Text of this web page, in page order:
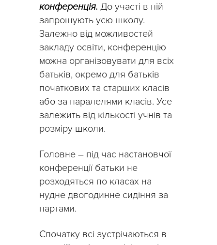
конференція. До участі в ній
запрошують усю школу.
Залежно від можливостей
закладу освіти, конференцію
можна організовувати для всіх
батьків, окремо для батьків
початкових та старших класів
або за паралелями класів. Усе
залежить від кількості учнів та
розміру школи.
Головне – під час настановчої
конференції батьки не
розходяться по класах на
нудне двогодинне сидіння за
партами.
Спочатку всі зустрічаються в